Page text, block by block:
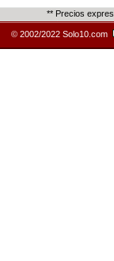
** Precios
© 2002/2022 Solo10.com